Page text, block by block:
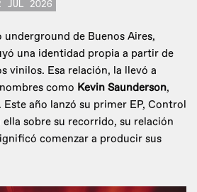
JUL 2026
de Buenos Aires,
una identidad propia a partir de
vinilos. Esa relación, la llevó a
como Kevin Saunderson,
. Este año lanzó su primer EP, Control
sobre su recorrido, su relación
comenzar a producir sus